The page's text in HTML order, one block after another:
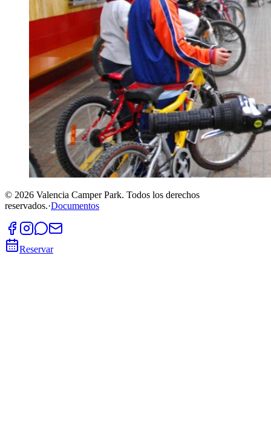
© 2026 Valencia Camper Park. Todos los derechos
reservados.·Documentos
Reservar